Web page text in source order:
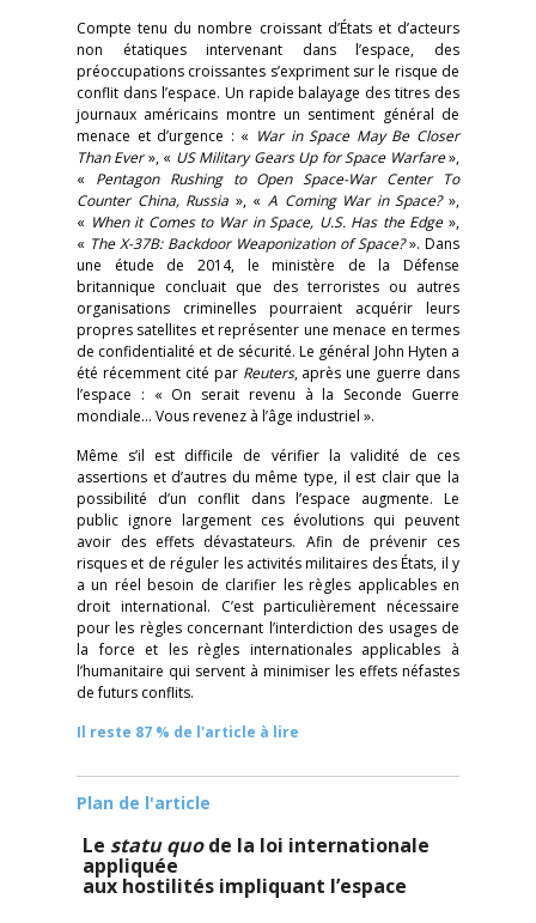
Compte tenu du nombre croissant d’États et d’acteurs
non étatiques intervenant dans l’espace, des
préoccupations croissantes s’expriment sur le risque de
conflit dans l’espace. Un rapide balayage des titres des
journaux américains montre un sentiment général de
menace et d’urgence : « War in Space May Be Closer
Than Ever», « US Military Gears Up for Space Warfare»,
« Pentagon Rushing to Open Space-War Center To
Counter China, Russia », «A Coming War in Space?»,
« When it Comes to War in Space, U.S. Has the Edge»,
« The X-37B: Backdoor Weaponization of Space?». Dans
une étude de 2014, le ministère de la Défense
britannique concluait que des terroristes ou autres
organisations criminelles pourraient acquérir leurs
propres satellites et représenter une menace en termes
de confidentialité et de sécurité. Le général John Hyten a
été récemment cité par Reuters, après une guerre dans
l’espace : « On serait revenu à la Seconde Guerre
mondiale… Vous revenez à l’âge industriel ».
Même s’il est difficile de vérifier la validité de ces
assertions et d’autres du même type, il est clair que la
possibilité d’un conflit dans l’espace augmente. Le
public ignore largement ces évolutions qui peuvent
avoir des effets dévastateurs. Afin de prévenir ces
risques et de réguler les activités militaires des États, il y
a un réel besoin de clarifier les règles applicables en
droit international. C’est particulièrement nécessaire
pour les règles concernant l’interdiction des usages de
la force et les règles internationales applicables à
l’humanitaire qui servent à minimiser les effets néfastes
de futurs conflits.
Il reste 87 % de l'article à lire
Plan de l'article
Le statu quode la loi internationale
appliquée
aux hostilités impliquant l’espace